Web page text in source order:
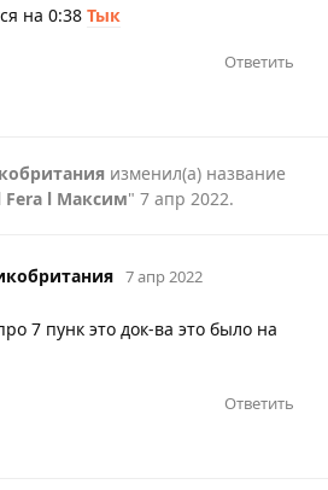
на 0:38 Тык
Ответить
изменил(а) название
Fera l Максим" 7 апр 2022.
7 апр 2022
7 пунк это док-ва это было на
Ответить